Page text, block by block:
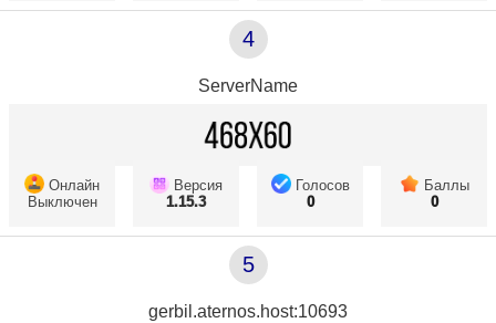
4
ServerName
Онлайн
Выключен
Версия
1.15.3
Голосов
0
Баллы
0
5
gerbil.aternos.host:10693